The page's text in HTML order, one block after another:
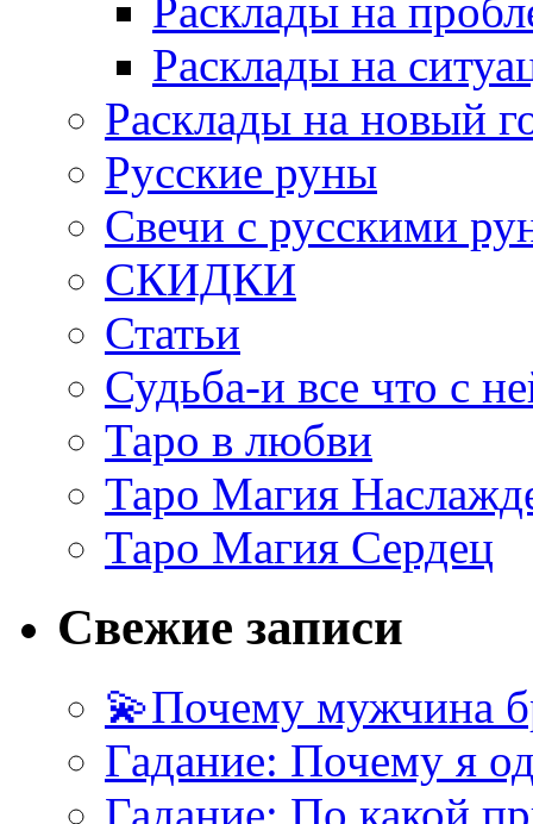
Расклады на
Расклады на
Расклады на новый
Русские руны
Свечи с русскими
СКИДКИ
Статьи
Судьба-и все что с
Таро в любви
Таро Магия
Таро Магия Сердец
Свежие записи
💫Почему мужчина
Гадание: Почему я